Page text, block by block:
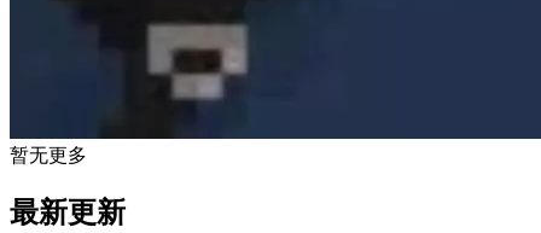
暂无更多
最新更新